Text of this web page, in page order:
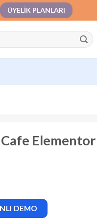
ÜYELIK PLANLARI
DEMO